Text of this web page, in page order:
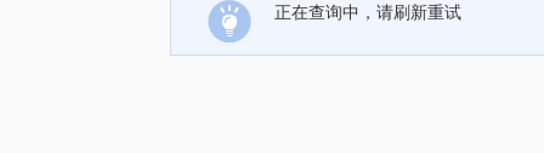
正在查询中，请刷新重试